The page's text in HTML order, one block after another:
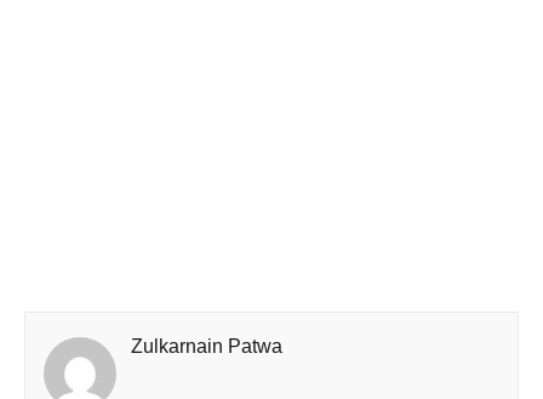
Zulkarnain Patwa